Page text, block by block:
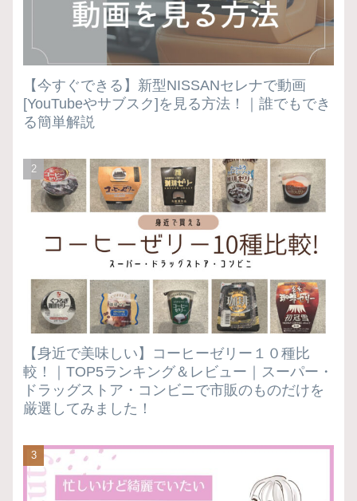
【今すぐできる】新型NISSANセレナで動画
[YouTubeやサブスク]を見る方法！｜誰でもでき
る簡単解説
【身近で美味しい】コーヒーゼリー１０種比
較！｜TOP5ランキング＆レビュー｜スーパー・
ドラッグストア・コンビニで市販のものだけを
厳選してみました！